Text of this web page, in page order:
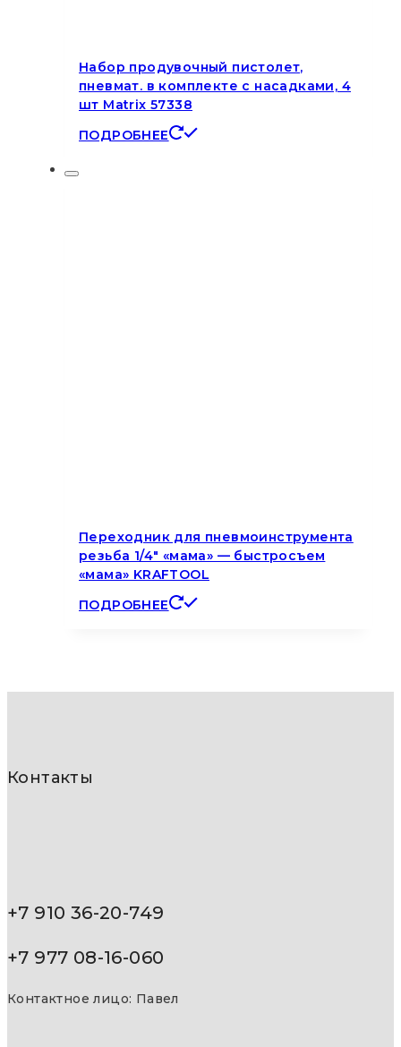
Набор продувочный пистолет,
пневмат. в комплекте с насадками, 4
шт Matrix 57338
ПОДРОБНЕЕ
Переходник для пневмоинструмента
резьба 1/4″ «мама» — быстросъем
«мама» KRAFTOOL
ПОДРОБНЕЕ
Контакты
+7 910 36-20-749
+7 977 08-16-060
Контактное лицо: Павел